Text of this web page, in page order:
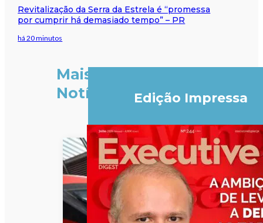
Revitalização da Serra da Estrela é “promessa
por cumprir há demasiado tempo” – PR
há 20 minutos
Mais
Notícias
Edição Impressa